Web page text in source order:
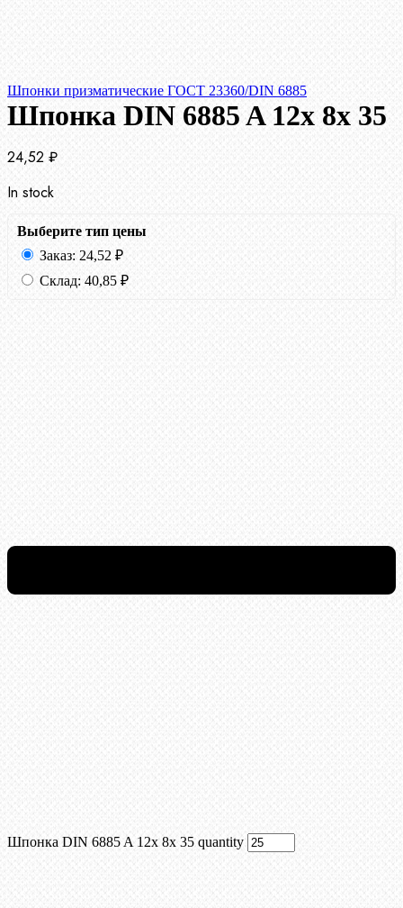
Шпонки призматические ГОСТ 23360/DIN 6885
Шпонка DIN 6885 A 12x 8x 35
24,52 ₽
In stock
Выберите тип цены
Заказ: 24,52 ₽
Склад: 40,85 ₽
Шпонка DIN 6885 A 12x 8x 35 quantity